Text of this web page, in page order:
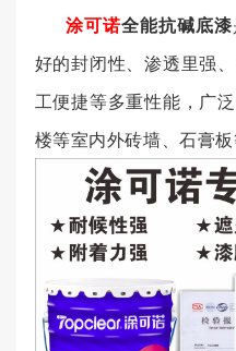
涂可诺全能抗碱底漆
好的封闭性、渗透里强
工便捷等多重性能，广
楼等室内外砖墙、石膏板